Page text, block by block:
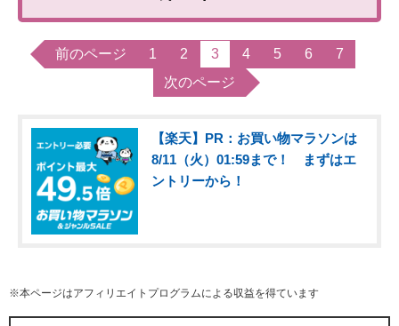
前のページ 1 2 3 4 5 6
7
次のページ
【楽天】PR：お買い物マラソンは
8/11（火）01:59まで！ まずはエ
ントリーから！
※本ページはアフィリエイトプログラムによる収益を得ています